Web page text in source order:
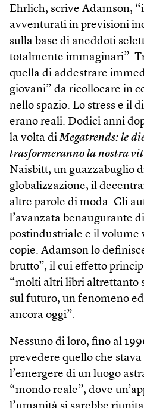
Ehrlich, scrive Adamson,
avventurati in previsioni
sulla base di aneddoti
totalmente immaginari”.
quella di addestrare
giovani” da ricollocare in
nello spazio. Lo stress e il
erano reali. Dodici anni
la volta diMegatrends: le
trasformeranno la nostra
Naisbitt, un guazzabuglio
globalizzazione, il
altre parole di moda. Gli
l’avanzata benaugurante
postindustriale e il volume
copie. Adamson lo
brutto”, il cui effetto
“molti altri libri altrettanto
sul futuro, un fenomeno
ancora oggi”.
Nessuno di loro, fino al
prevedere quello che stava
l’emergere di un luogo
“mondo reale”, dove